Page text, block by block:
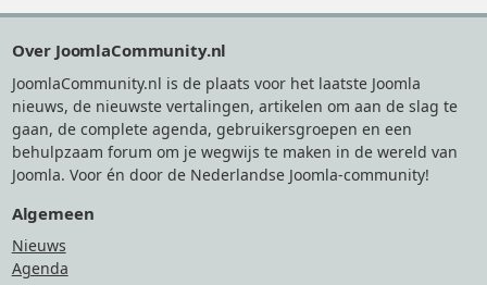
Over JoomlaCommunity.nl
JoomlaCommunity.nl is de plaats voor het laatste Joomla
nieuws, de nieuwste vertalingen, artikelen om aan de slag te
gaan, de complete agenda, gebruikersgroepen en een
behulpzaam forum om je wegwijs te maken in de wereld van
Joomla. Voor én door de Nederlandse Joomla-community!
Algemeen
Nieuws
Agenda